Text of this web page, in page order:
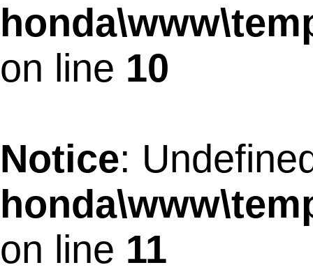
on line 10
Notice:
on line 11